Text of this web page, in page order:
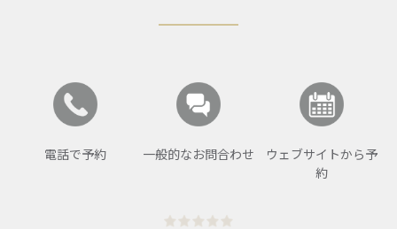
電話で予約 一般的なお問合わせ
ウェブサイトから予
約